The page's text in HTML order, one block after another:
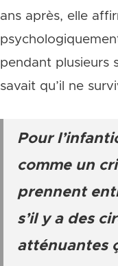
ans après, elle
pendant plusieurs
savait qu’il ne
Pour
comme un
prennent
s’il y a des
atténuantes